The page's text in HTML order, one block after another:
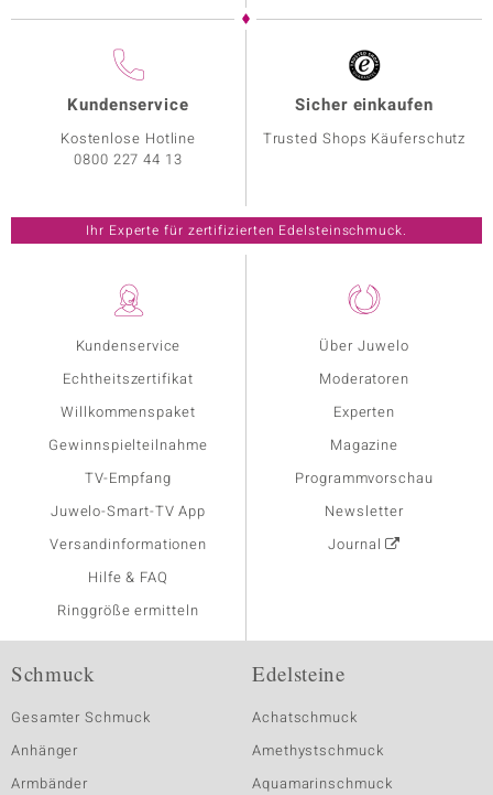
Kundenservice
Echtheitszertifikat
Willkommenspaket
Gewinnspielteilnahme
TV-Empfang
Juwelo-Smart-TV App
Versandinformationen
Hilfe & FAQ
Ringgröße ermitteln
Über Juwelo
Moderatoren
Experten
Magazine
Programmvorschau
Newsletter
Journal
Kundenservice
Kostenlose Hotline
0800 227 44 13
Sicher einkaufen
Trusted Shops Käuferschutz
Ihr Experte für zertifizierten Edelsteinschmuck.
Schmuck
Gesamter Schmuck
Anhänger
Armbänder
Edelsteine
Achatschmuck
Amethystschmuck
Aquamarinschmuck